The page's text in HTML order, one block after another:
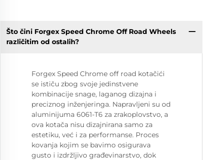
Što čini Forgex Speed Chrome Off Road Wheels
različitim od ostalih?
Forgex Speed Chrome off road kotačići
se ističu zbog svoje jedinstvene
kombinacije snage, laganog dizajna i
preciznog inženjeringa. Napravljeni su od
aluminijuma 6061-T6 za zrakoplovstvo, a
ova kotača nisu dizajnirana samo za
estetiku, već i za performanse. Proces
kovanja kojim se bavimo osigurava
gusto i izdržljivo građevinarstvo, dok